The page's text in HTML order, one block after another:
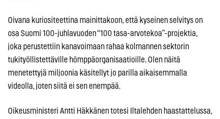
Oivana kuriositeettina mainittakoon, että kyseinen selvitys on
osa Suomi 100-juhlavuoden “100 tasa-arvotekoa”-projektia,
joka perustettiin kanavoimaan rahaa kolmannen sektorin
tukityöllistettäville hömppäorganisaatioille. Olen näitä
menetettyjä miljoonia käsitellyt jo parilla aikaisemmalla
videolla, joten siitä ei sen enempää.
Oikeusministeri Antti Häkkänen totesi Iltalehden haastattelussa,